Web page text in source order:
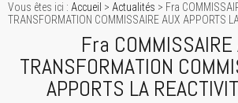
Vous êtes ici : Accueil > Actualités > Fra
TRANSFORMATION COMMISSAIRE AUX APPORTS
Fra COMMISSAIRE
TRANSFORMATION
APPORTS LA